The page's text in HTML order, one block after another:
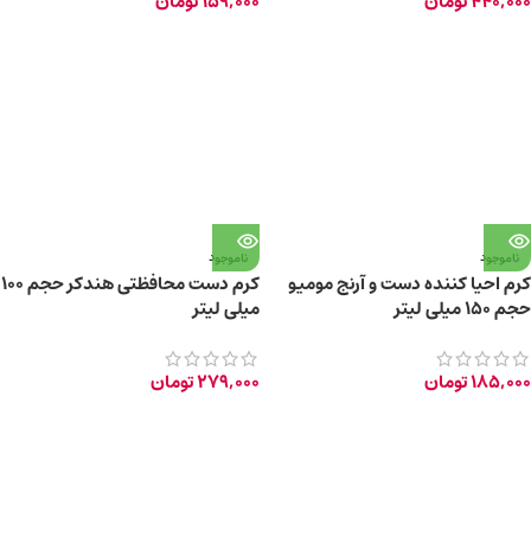
ناموجود
کرم احیا کننده دست و آرنج مومیو
حجم ۱۵۰ میلی لیتر
185,000تومان
ناموجود
کرم دست محافظتی هندکر حجم ۱۰۰
میلی لیتر
279,000تومان